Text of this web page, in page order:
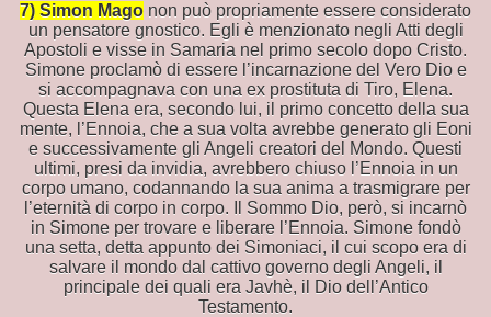
7) Simon Mago non può propriamente essere considerato
un pensatore gnostico. Egli è menzionato negli Atti degli
Apostoli e visse in Samaria nel primo secolo dopo Cristo.
Simone proclamò di essere l’incarnazione del Vero Dio e
si accompagnava con una ex prostituta di Tiro, Elena.
Questa Elena era, secondo lui, il primo concetto della sua
mente, l’Ennoia, che a sua volta avrebbe generato gli Eoni
e successivamente gli Angeli creatori del Mondo. Questi
ultimi, presi da invidia, avrebbero chiuso l’Ennoia in un
corpo umano, codannando la sua anima a trasmigrare per
l’eternità di corpo in corpo. Il Sommo Dio, però, si incarnò
in Simone per trovare e liberare l’Ennoia. Simone fondò
una setta, detta appunto dei Simoniaci, il cui scopo era di
salvare il mondo dal cattivo governo degli Angeli, il
principale dei quali era Javhè, il Dio dell’Antico
Testamento.
CRISTIANO